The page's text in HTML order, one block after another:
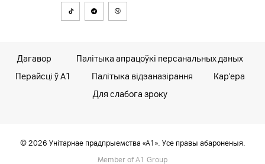
Дагавор
Палітыка апрацоўкі персанальных даных
Перайсці ў А1
Палітыка відэаназірання
Кар'ера
Для слабога зроку
© 2026 Унітарнае прадпрыемства «А1». Усе правы абароненыя.
Member of A1 Group